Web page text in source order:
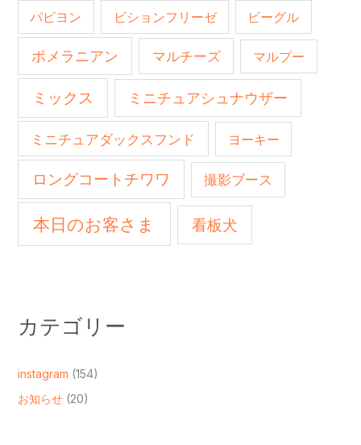
パピヨン ビションフリーゼ ビーグル
ポメラニアン マルチーズ マルプー
ミックス ミニチュアシュナウザー
ミニチュアダックスフンド ヨーキー
ロングコートチワワ 撮影ブース
本日のお客さま 看板犬
カテゴリー
instagram (154)
お知らせ(20)